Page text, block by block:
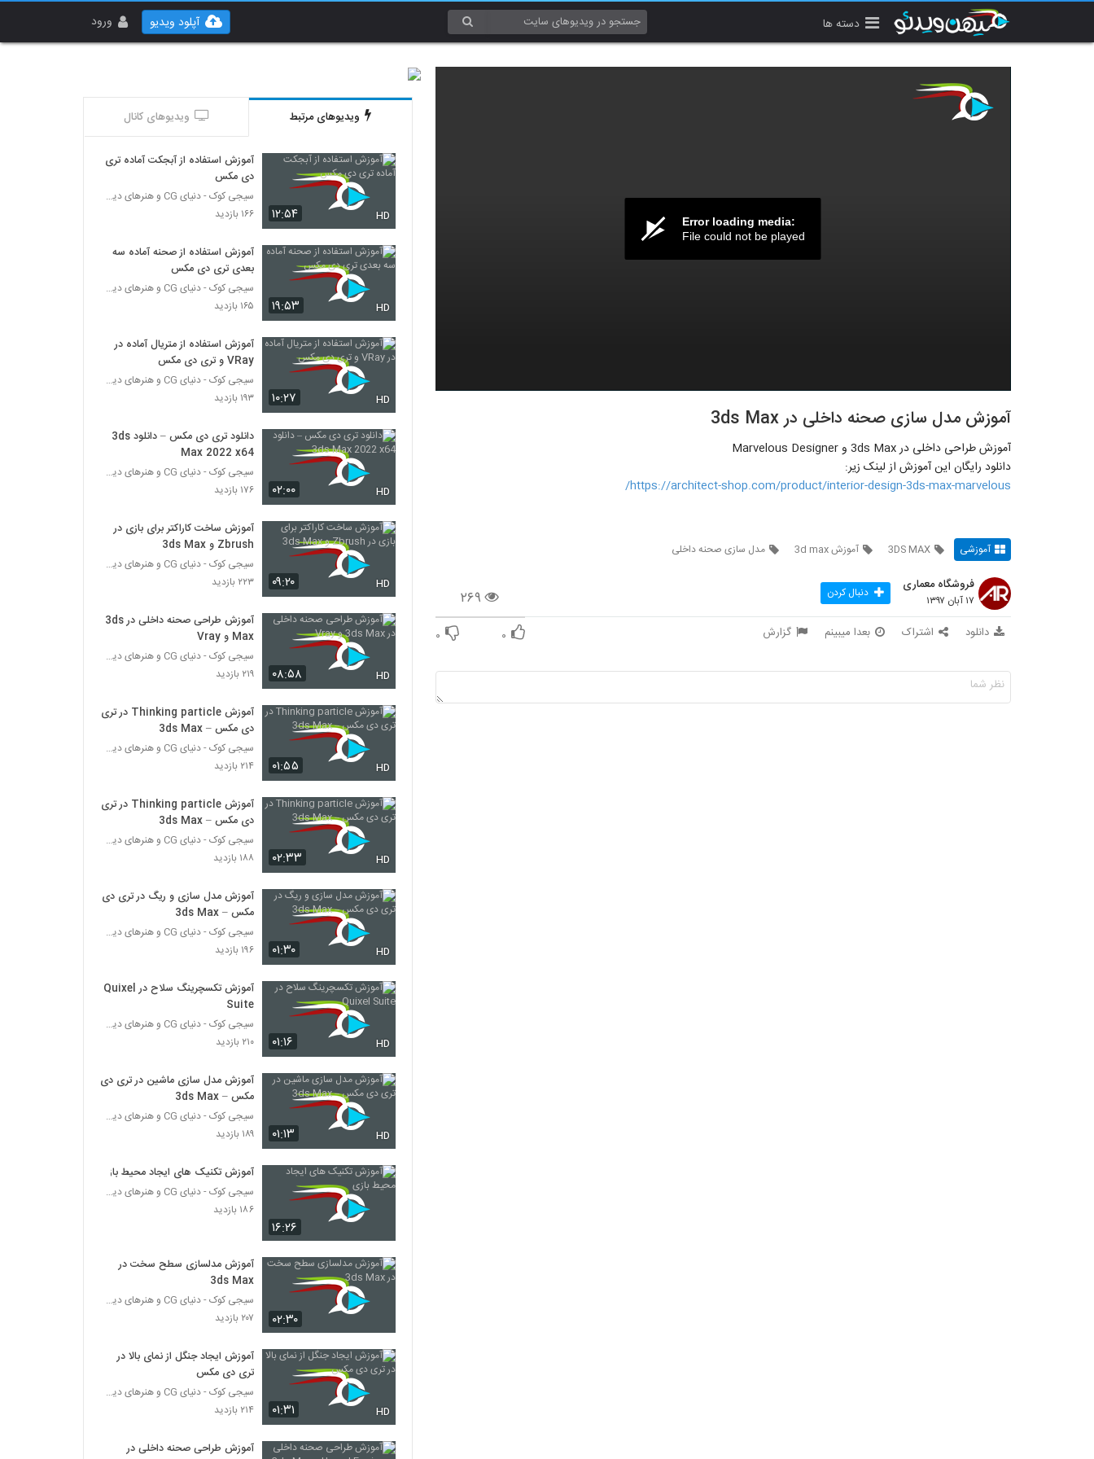
دسته ها ورود آپلود ویدیو
Error loading media:
File could not be played
آموزش مدل سازی صحنه داخلی در 3ds Max
آموزش طراحی داخلی در 3ds Max و Marvelous Designer
دانلود رایگان این آموزش از لینک زیر:
https://architect-shop.com/product/interior-design-3ds-max-marvelous/
آموزشی 3DS MAX آموزش 3d max مدل سازی صحنه داخلی
۲۶۹
فروشگاه معماری
۱۷ آبان ۱۳۹۷ دنبال کردن
دانلود اشتراک بعدا میبینم گزارش ۰ ۰
ویدیوهای مرتبط ویدیوهای کانال
۱۲:۵۴ HD
آموزش استفاده از آبجکت آماده تری
دی مکس
سیجی کوک - دنیای CG و هنرهای دیجیتال
۱۶۶ بازدید
۱۹:۵۳ HD
آموزش استفاده از صحنه آماده سه
بعدی تری دی مکس
سیجی کوک - دنیای CG و هنرهای دیجیتال
۱۶۵ بازدید
۱۰:۲۷ HD
آموزش استفاده از متریال آماده در
VRay و تری دی مکس
سیجی کوک - دنیای CG و هنرهای دیجیتال
۱۹۳ بازدید
۰۲:۰۰ HD
دانلود تری دی مکس – دانلود 3ds
Max 2022 x64
سیجی کوک - دنیای CG و هنرهای دیجیتال
۱۷۶ بازدید
۰۹:۲۰ HD
آموزش ساخت کاراکتر برای بازی در
Zbrush و 3ds Max
سیجی کوک - دنیای CG و هنرهای دیجیتال
۲۲۳ بازدید
۰۸:۵۸ HD
آموزش طراحی صحنه داخلی در 3ds
Max و Vray
سیجی کوک - دنیای CG و هنرهای دیجیتال
۲۱۹ بازدید
۰۱:۵۵ HD
آموزش Thinking particle در تری
دی مکس – 3ds Max
سیجی کوک - دنیای CG و هنرهای دیجیتال
۲۱۴ بازدید
۰۲:۳۳ HD
آموزش Thinking particle در تری
دی مکس – 3ds Max
سیجی کوک - دنیای CG و هنرهای دیجیتال
۱۸۸ بازدید
۰۱:۳۰ HD
آموزش مدل سازی و ریگ در تری دی
مکس – 3ds Max
سیجی کوک - دنیای CG و هنرهای دیجیتال
۱۹۶ بازدید
۰۱:۱۶ HD
آموزش تکسچرینگ سلاح در Quixel
Suite
سیجی کوک - دنیای CG و هنرهای دیجیتال
۲۱۰ بازدید
۰۱:۱۳ HD
آموزش مدل سازی ماشین در تری دی
مکس – 3ds Max
سیجی کوک - دنیای CG و هنرهای دیجیتال
۱۸۹ بازدید
۱۶:۲۶
آموزش تکنیک های ایجاد محیط بازی
سیجی کوک - دنیای CG و هنرهای دیجیتال
۱۸۶ بازدید
۰۲:۳۰
آموزش مدلسازی سطح سخت در
3ds Max
سیجی کوک - دنیای CG و هنرهای دیجیتال
۲۰۷ بازدید
۰۱:۳۱ HD
آموزش ایجاد جنگل از نمای بالا در
تری دی مکس
سیجی کوک - دنیای CG و هنرهای دیجیتال
۲۱۴ بازدید
آموزش طراحی صحنه داخلی در